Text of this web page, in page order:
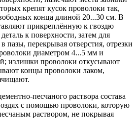
крепят кусок проволоки так,
конца длиной 20...30 см. В
прикреплённую к гвоздю
к поверхности, затем для
пазы, перекрывая отверстия, отрезки
диаметром 4...5 мм и
излишки проволоки откусывают
концы проволоки лаком,
песчаного раствора состава
с помощью проволоки, которую
раствором, не покрывая